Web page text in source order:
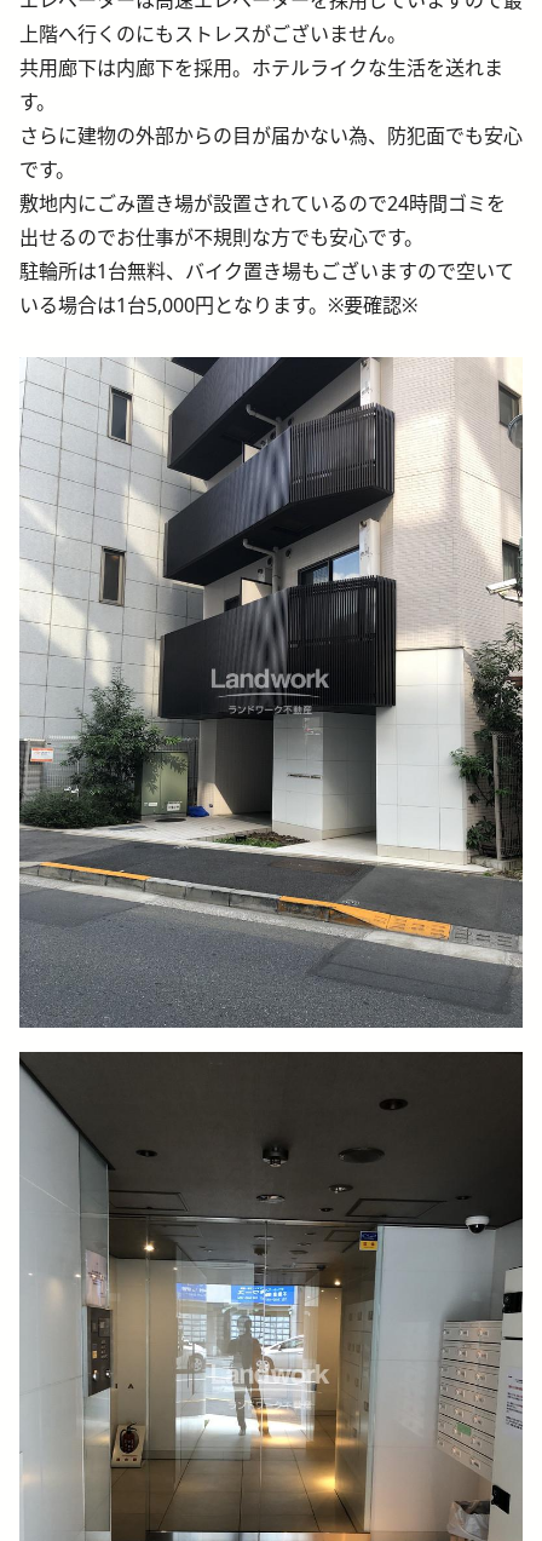
上階へ行くのにもストレスがございません。
共用廊下は内廊下を採用。ホテルライクな生活を送れま
す。
さらに建物の外部からの目が届かない為、防犯面でも安心
です。
敷地内にごみ置き場が設置されているので24時間ゴミを
出せるのでお仕事が不規則な方でも安心です。
駐輪所は1台無料、バイク置き場もございますので空いて
いる場合は1台5,000円となります。※要確認※